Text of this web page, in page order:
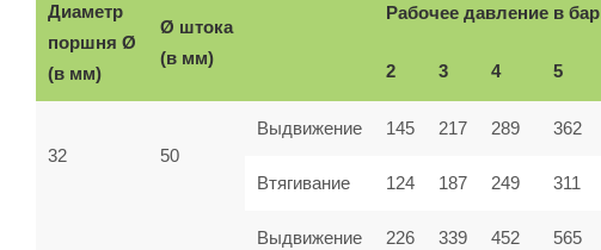
Диаметр
поршня Ø
(в мм)
Ø штока
(в мм)
Рабочее давление в бар
2 3 4 5
32 50
Выдвижение 145 217 289 362
Втягивание 124 187 249 311
Выдвижение 226 339 452 565